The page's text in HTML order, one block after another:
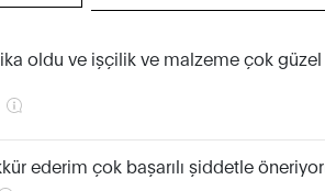
oldu ve işçilik ve malzeme çok
ederim çok başarılı şiddetle